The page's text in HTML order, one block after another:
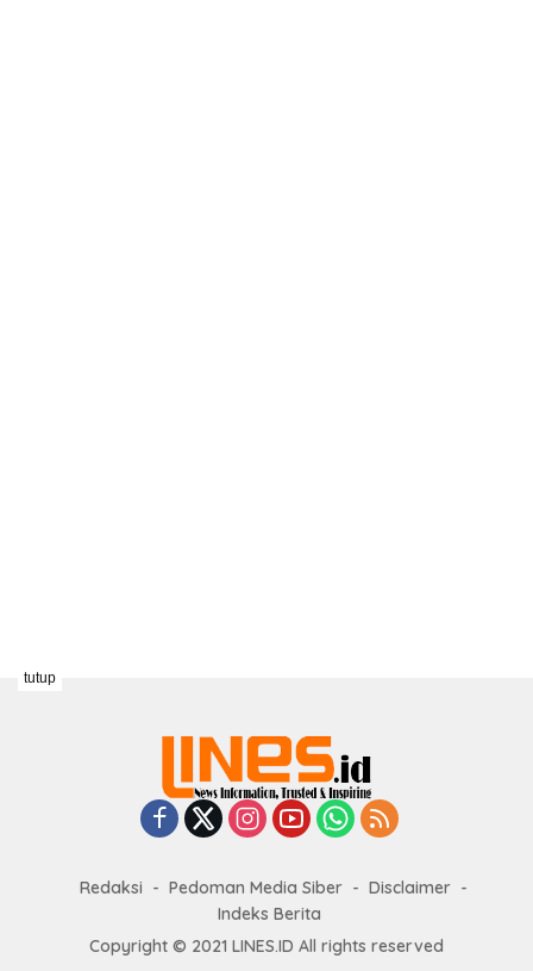
Redaksi Pedoman Media Siber
Disclaimer
Indeks Berita
Copyright © 2021 LINES.ID All rights reserved
tutup